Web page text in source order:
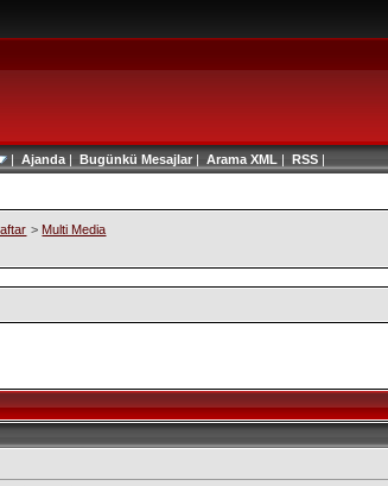
| Ajanda | Bugünkü Mesajlar| Arama XML | RSS |
> Multi Media